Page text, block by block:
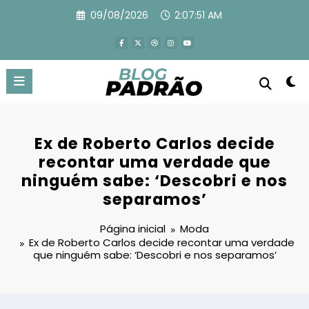
09/08/2026 2:07:53 AM
Ex de Roberto Carlos decide
recontar uma verdade que
ninguém sabe: ‘Descobri e nos
separamos’
Página inicial
Moda
Ex de Roberto Carlos decide recontar uma verdade
que ninguém sabe: ‘Descobri e nos separamos’